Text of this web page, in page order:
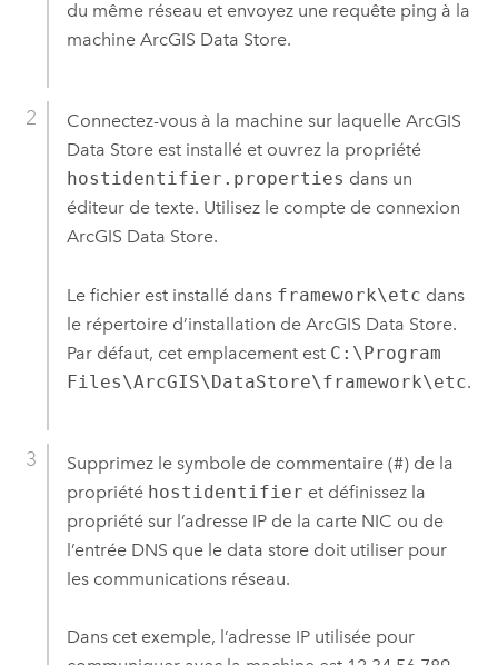
du même réseau et envoyez une requête ping à la
machine ArcGIS Data Store.
Connectez-vous à la machine sur laquelle ArcGIS
Data Storeest installé et ouvrez la propriété
hostidentifier.properties dans un
éditeur de texte. Utilisez le compte de connexion
ArcGIS Data Store.
Le fichier est installé dans framework\etc dans
le répertoire d’installation de ArcGIS Data Store.
Par défaut, cet emplacement est C:\Program
Files\ArcGIS\DataStore\framework\etc.
Supprimez le symbole de commentaire (#) de la
propriété hostidentifier et définissez la
propriété sur l’adresse IP de la carte NIC ou de
l’entrée DNS que le data store doit utiliser pour
les communications réseau.
Dans cet exemple, l’adresse IP utilisée pour